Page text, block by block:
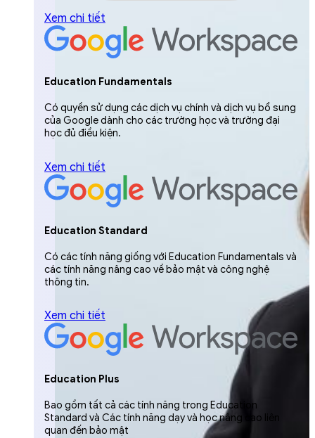
Xem chi tiết
Education Fundamentals
Có quyền sử dụng các dịch vụ chính và dịch vụ bổ sung
của Google dành cho các trường học và trường đại
học đủ điều kiện.
Xem chi tiết
Education Standard
Có các tính năng giống với Education Fundamentals và
các tính năng nâng cao về bảo mật và công nghệ
thông tin.
Xem chi tiết
Education Plus
Bao gồm tất cả các tính năng trong Education
Standard và Các tính năng dạy và học nâng cao liên
quan đến bảo mật